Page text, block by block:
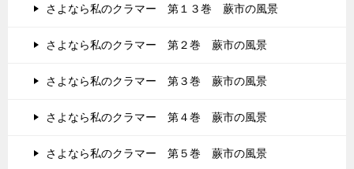
さよなら私のクラマー 第１３巻 蕨市の風景
さよなら私のクラマー 第２巻 蕨市の風景
さよなら私のクラマー 第３巻 蕨市の風景
さよなら私のクラマー 第４巻 蕨市の風景
さよなら私のクラマー 第５巻 蕨市の風景